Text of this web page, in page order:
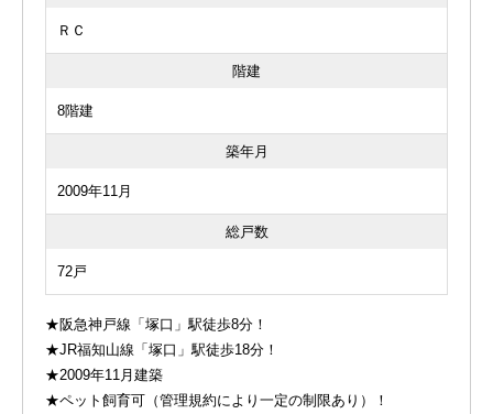
ＲＣ
階建
8階建
築年月
2009年11月
総戸数
72戸
★阪急神戸線「塚口」駅徒歩8分！
★JR福知山線「塚口」駅徒歩18分！
★2009年11月建築
★ペット飼育可（管理規約により一定の制限あり）！